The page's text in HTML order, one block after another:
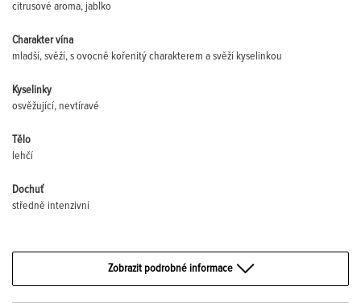
citrusové aroma, jablko
Charakter vína
mladší, svěží, s ovocně kořenitý charakterem a svěží kyselinkou
Kyselinky
osvěžující, nevtíravé
Tělo
lehčí
Dochuť
středně intenzivní
Zobrazit podrobné informace